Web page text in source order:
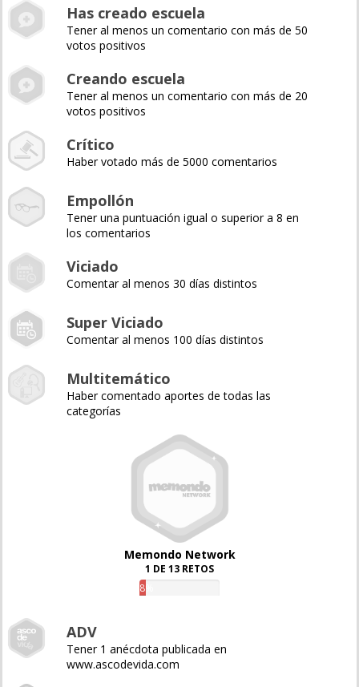
Has creado escuela
Tener al menos un comentario con más de 50
votos positivos
Creando escuela
Tener al menos un comentario con más de 20
votos positivos
Crítico
Haber votado más de 5000 comentarios
Empollón
Tener una puntuación igual o superior a 8 en
los comentarios
Viciado
Comentar al menos 30 días distintos
Super Viciado
Comentar al menos 100 días distintos
Multitemático
Haber comentado aportes de todas las
categorías
Memondo Network
1 DE 13 RETOS
8%
ADV
Tener 1 anécdota publicada en
www.ascodevida.com